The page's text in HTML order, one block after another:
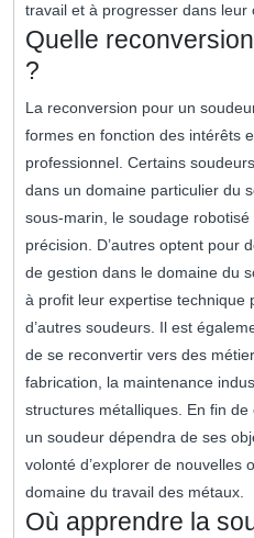
travail et à progresser dans leur
Quelle
?
La reconversion pour un
formes en fonction des intérêts
professionnel. Certains
dans un domaine particulier du
sous-marin, le soudage
précision. D’autres optent pour
de gestion dans le domaine du
à profit leur expertise technique
d’autres soudeurs. Il est
de se reconvertir vers des
fabrication, la maintenance
structures métalliques. En fin
un soudeur dépendra de ses
volonté d’explorer de nouvelles
domaine du travail des métaux.
Où apprendre la